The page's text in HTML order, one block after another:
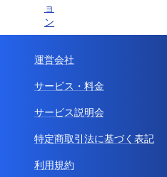
ョ
ン
運営会社
サービス・料金
サービス説明会
特定商取引法に基づく表記
利用規約